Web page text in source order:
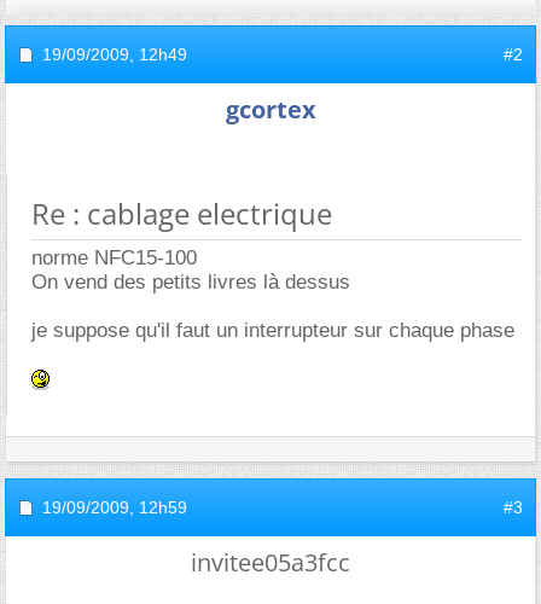
19/09/2009, 12h49 #2
gcortex
Re : cablage electrique
norme NFC15-100
On vend des petits livres là dessus
je suppose qu'il faut un interrupteur sur chaque phase
19/09/2009, 12h59 #3
invitee05a3fcc